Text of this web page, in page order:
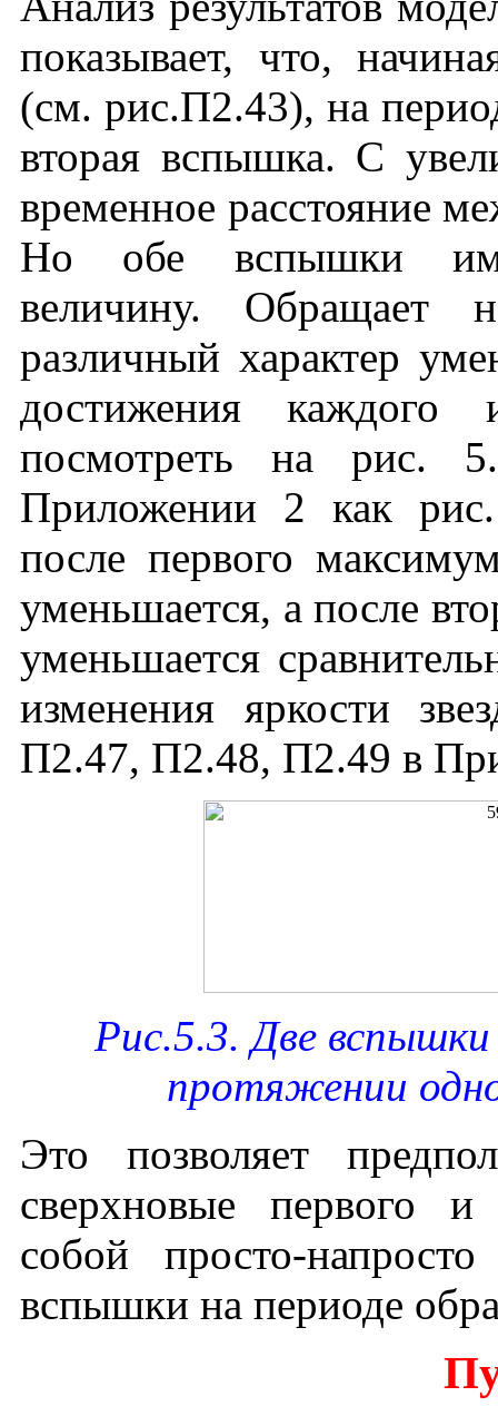
показывает, что,
(см. рис.П2.43), на
вторая вспышка. С
временное расстояние
Но обе вспышки
величину. Обращает
различный характер
достижения
посмотреть на рис.
Приложении 2 как
после первого
уменьшается, а после
уменьшается
изменения яркости
П2.47, П2.48, П2.49 в
Рис.5.3. Две вспышки
протяжении
Это позволяет
сверхновые первого и
собой просто-
вспышки на периоде